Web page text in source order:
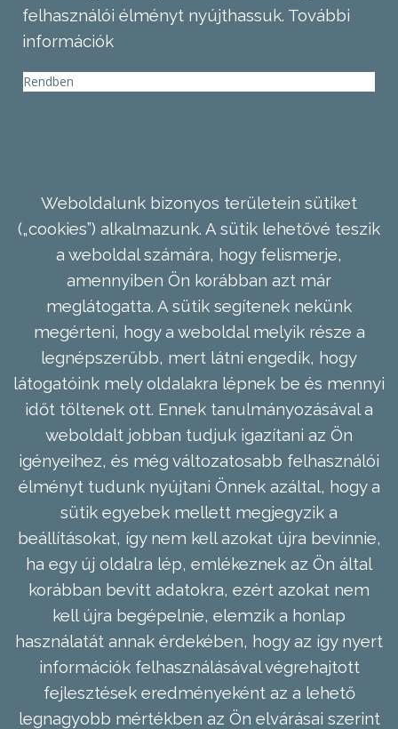
felhasználói élményt nyújthassuk. További
információk
Rendben
Weboldalunk bizonyos területein sütiket
(„cookies”) alkalmazunk. A sütik lehetővé teszik
a weboldal számára, hogy felismerje,
amennyiben Ön korábban azt már
meglátogatta. A sütik segítenek nekünk
megérteni, hogy a weboldal melyik része a
legnépszerűbb, mert látni engedik, hogy
látogatóink mely oldalakra lépnek be és mennyi
időt töltenek ott. Ennek tanulmányozásával a
weboldalt jobban tudjuk igazítani az Ön
igényeihez, és még változatosabb felhasználói
élményt tudunk nyújtani Önnek azáltal, hogy a
sütik egyebek mellett megjegyzik a
beállításokat, így nem kell azokat újra bevinnie,
ha egy új oldalra lép, emlékeznek az Ön által
korábban bevitt adatokra, ezért azokat nem
kell újra begépelnie, elemzik a honlap
használatát annak érdekében, hogy az így nyert
információk felhasználásával végrehajtott
fejlesztések eredményeként az a lehető
legnagyobb mértékben az Ön elvárásai szerint